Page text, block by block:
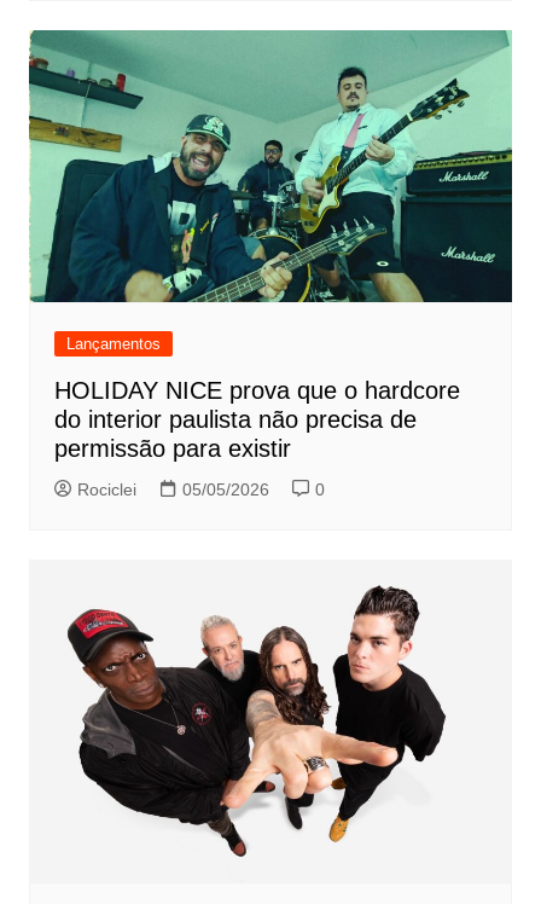
Lançamentos
HOLIDAY NICE prova que o hardcore
do interior paulista não precisa de
permissão para existir
Rociclei 05/05/2026 0